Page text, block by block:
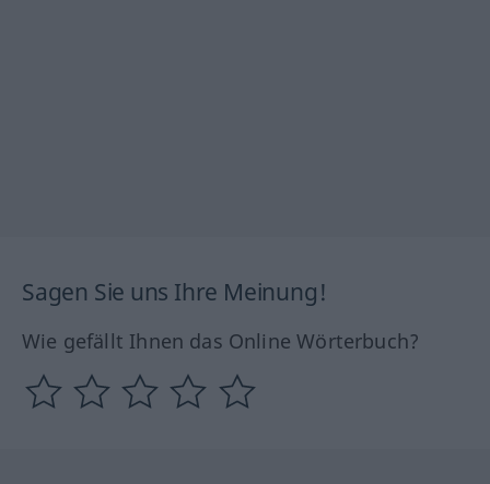
Sagen Sie uns Ihre Meinung!
Wie gefällt Ihnen das Online Wörterbuch?